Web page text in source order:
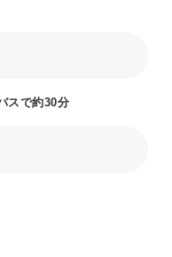
スで約30分